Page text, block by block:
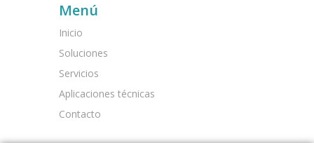
Menú
Inicio
Soluciones
Servicios
Aplicaciones técnicas
Contacto